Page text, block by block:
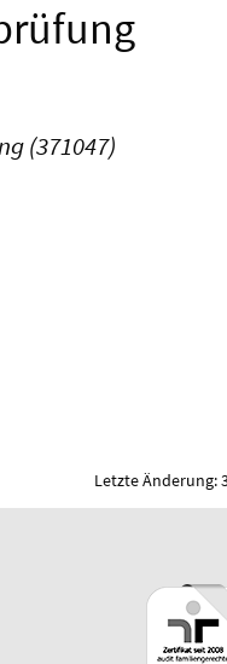
(371047)
Letzte Änderung: